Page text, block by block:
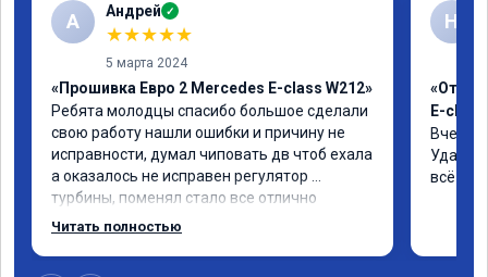
А Андрей ✓
★★★★★
5 марта 2024
«Прошивка Евро 2 Mercedes E-class W212»
Ребята молодцы спасибо большое сделали
свою работу нашли ошибки и причину не
исправности, думал чиповать дв чтоб ехала
а оказалось не исправен регулятор
турбины, поменял стало все отлично
Читать полностью
Н
E-class
Вчера
всё